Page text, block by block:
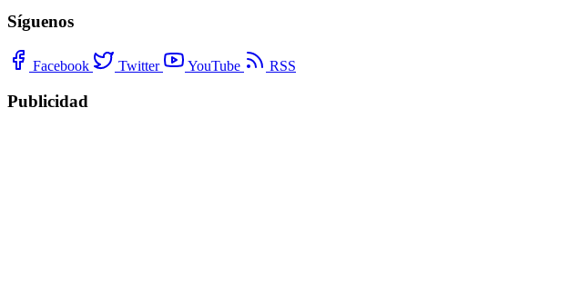
Síguenos
Facebook Twitter YouTube RSS
Publicidad